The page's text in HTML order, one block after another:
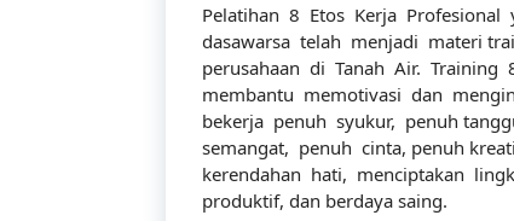
Pelatihan 8 Etos Kerja
dasawarsa telah menjadi materi
perusahaan di Tanah Air. Training
membantu memotivasi dan
bekerja penuh syukur, penuh
semangat, penuh cinta, penuh
kerendahan hati, menciptakan
produktif, dan berdaya saing.